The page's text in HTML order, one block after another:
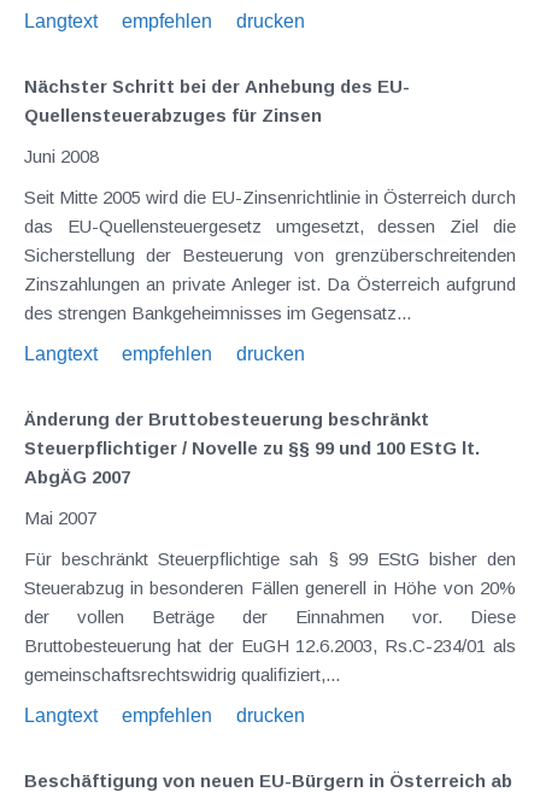
Langtext
empfehlen drucken
Nächster Schritt bei der Anhebung des EU-
Quellensteuerabzuges für Zinsen
Juni 2008
Seit Mitte 2005 wird die EU-Zinsenrichtlinie in Österreich durch
das EU-Quellensteuergesetz umgesetzt, dessen Ziel die
Sicherstellung der Besteuerung von grenzüberschreitenden
Zinszahlungen an private Anleger ist. Da Österreich aufgrund
des strengen Bankgeheimnisses im Gegensatz...
Langtext
empfehlen drucken
Änderung der Bruttobesteuerung beschränkt
Steuerpflichtiger / Novelle zu §§ 99 und 100 EStG lt.
AbgÄG 2007
Mai 2007
Für beschränkt Steuerpflichtige sah § 99 EStG bisher den
Steuerabzug in besonderen Fällen generell in Höhe von 20%
der vollen Beträge der Einnahmen vor. Diese
Bruttobesteuerung hat der EuGH 12.6.2003, Rs.C-234/01 als
gemeinschaftsrechtswidrig qualifiziert,...
Langtext
empfehlen drucken
Beschäftigung von neuen EU-Bürgern in Österreich ab